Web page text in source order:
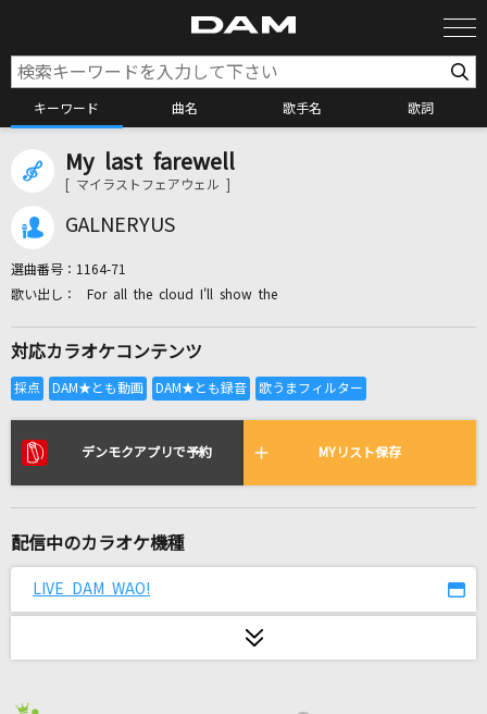
キーワード 曲名 歌手名 歌詞
カラオケ検索
全国りれき
リアルタイムで歌われている曲の一覧
是非に及ばず
[生音]結
My last farewell
[ マイラストフェアウェル ]
GALNERYUS
選曲番号： 1164-71
For all the cloud I'll show the
対応カラオケコンテンツ
デンモクアプリで予約 MYリスト保存
配信中のカラオケ機種
LIVE DAM WAO!